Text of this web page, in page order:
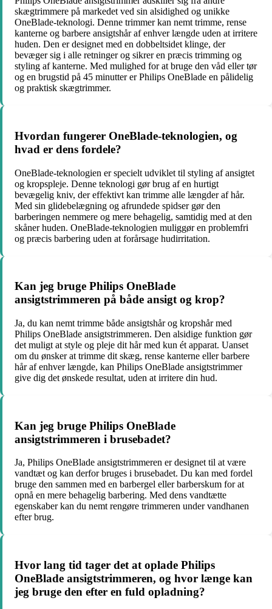
skægtrimmere på markedet ved sin alsidighed og unikke
OneBlade-teknologi. Denne trimmer kan nemt trimme, rense
kanterne og barbere ansigtshår af enhver længde uden at irritere
huden. Den er designet med en dobbeltsidet klinge, der
bevæger sig i alle retninger og sikrer en præcis trimming og
styling af kanterne. Med mulighed for at bruge den våd eller tør
og en brugstid på 45 minutter er Philips OneBlade en pålidelig
og praktisk skægtrimmer.
Hvordan fungerer OneBlade-teknologien, og
hvad er dens fordele?
OneBlade-teknologien er specielt udviklet til styling af ansigtet
og kropspleje. Denne teknologi gør brug af en hurtigt
bevægelig kniv, der effektivt kan trimme alle længder af hår.
Med sin glidebelægning og afrundede spidser gør den
barberingen nemmere og mere behagelig, samtidig med at den
skåner huden. OneBlade-teknologien muliggør en problemfri
og præcis barbering uden at forårsage hudirritation.
Kan jeg bruge Philips OneBlade
ansigtstrimmeren på både ansigt og krop?
Ja, du kan nemt trimme både ansigtshår og kropshår med
Philips OneBlade ansigtstrimmeren. Den alsidige funktion gør
det muligt at style og pleje dit hår med kun ét apparat. Uanset
om du ønsker at trimme dit skæg, rense kanterne eller barbere
hår af enhver længde, kan Philips OneBlade ansigtstrimmer
give dig det ønskede resultat, uden at irritere din hud.
Kan jeg bruge Philips OneBlade
ansigtstrimmeren i brusebadet?
Ja, Philips OneBlade ansigtstrimmeren er designet til at være
vandtæt og kan derfor bruges i brusebadet. Du kan med fordel
bruge den sammen med en barbergel eller barberskum for at
opnå en mere behagelig barbering. Med dens vandtætte
egenskaber kan du nemt rengøre trimmeren under vandhanen
efter brug.
Hvor lang tid tager det at oplade Philips
OneBlade ansigtstrimmeren, og hvor længe kan
jeg bruge den efter en fuld opladning?